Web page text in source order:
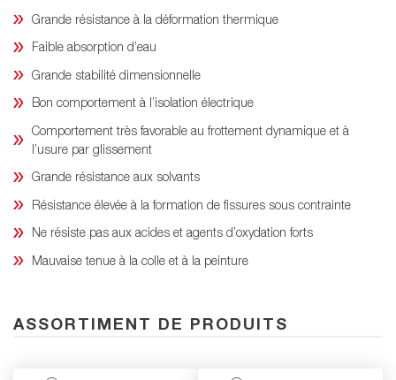
Grande résistance à la déformation thermique
Faible absorption d’eau
Grande stabilité dimensionnelle
Bon comportement à l’isolation électrique
Comportement très favorable au frottement dynamique et à
l’usure par glissement
Grande résistance aux solvants
Résistance élevée à la formation de fissures sous contrainte
Ne résiste pas aux acides et agents d’oxydation forts
Mauvaise tenue à la colle et à la peinture
ASSORTIMENT DE PRODUITS